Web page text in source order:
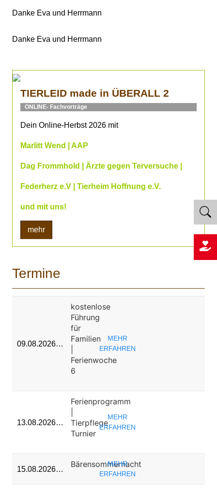
Danke Eva und Herrmann
Danke Eva und Herrmann
TIERLEID made in ÜBERALL 2
ONLINE- Fachvorträge
Dein Online-Herbst 2026 mit
Marlitt Wend | AAP
Dag Frommhold | Ärzte gegen Terversuche |
Federherz e.V | Tierheim Hoffnung e.V.
und mit uns!
mehr
Termine
09.08.2026…
kostenlose
Führung
für
Familien
Ferienwoche
6
MEHR
ERFAHREN
13.08.2026…
Ferienprogramm
Tierpflege
Turnier
MEHR
ERFAHREN
15.08.2026… Bärensommernacht
MEHR
ERFAHREN